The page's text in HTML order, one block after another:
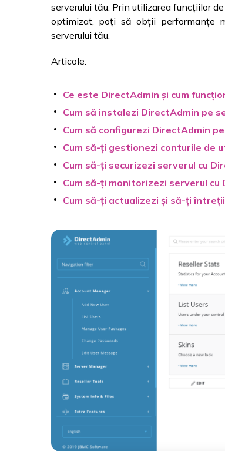
serverului tău. Prin utilizarea funcțiilor
optimizat, poți să obții performanțe
serverului tău.
Articole:
Ce este DirectAdmin și cum
Cum să instalezi DirectAdmin pe
Cum să configurezi DirectAdmin
Cum să-ți gestionezi conturile de
Cum să-ți securizezi serverul cu
Cum să-ți monitorizezi serverul cu
Cum să-ți actualizezi și să-ți